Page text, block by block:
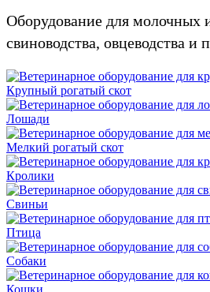
Оборудование для молочных
свиноводства, овцеводства и
Крупный рогатый скот
Лошади
Мелкий рогатый скот
Кролики
Свиньи
Птица
Собаки